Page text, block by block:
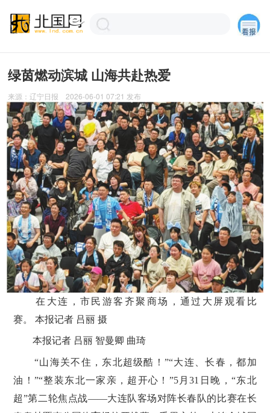
绿茵燃动滨城 山海共赴热爱
来源：辽宁日报 2026-06-01 07:21 发布
在大连，市民游客齐聚商场，通过大屏观看比
赛。 本报记者 吕丽 摄
本报记者 吕丽 智曼卿 曲琦
“山海关不住，东北超级酷！”“大连、长春，都加
油！”“整装东北一家亲，超开心！”5月31日晚，“东北
超”第二轮焦点战——大连队客场对阵长春队的比赛在长